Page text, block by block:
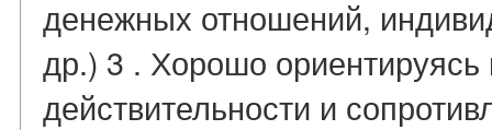
денежных отношений,
др.) 3 . Хорошо ориентируясь
действительности и